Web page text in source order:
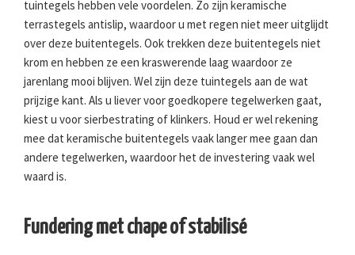
tuintegels hebben vele voordelen. Zo zijn keramische
terrastegels antislip, waardoor u met regen niet meer uitglijdt
over deze buitentegels. Ook trekken deze buitentegels niet
krom en hebben ze een kraswerende laag waardoor ze
jarenlang mooi blijven. Wel zijn deze tuintegels aan de wat
prijzige kant. Als u liever voor goedkopere tegelwerken gaat,
kiest u voor sierbestrating of klinkers. Houd er wel rekening
mee dat keramische buitentegels vaak langer mee gaan dan
andere tegelwerken, waardoor het de investering vaak wel
waard is.
Fundering met chape of stabilisé